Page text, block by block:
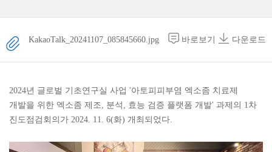
KakaoTalk_20241107_085845660.jpg 바로보기 다운로드
2024년 글로벌 기초연구실 사업 '아토피피부염 엑소좀 치료제
개발을 위한 엑소좀 제조, 분석, 효능 검증 플랫폼 개발' 과제의 1차
진도점검회의가 2024. 11. 6(화) 개최되었다.